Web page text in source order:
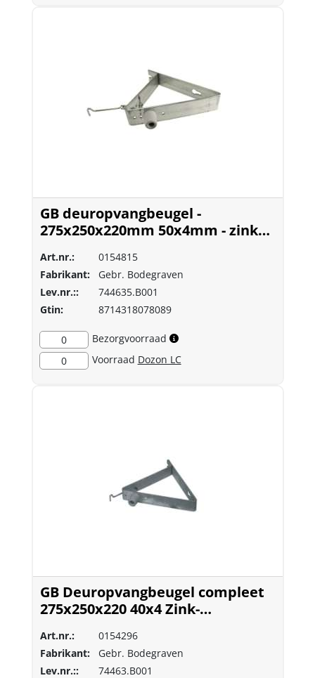
GB deuropvangbeugel -
275x250x220mm 50x4mm - zink
Art.nr.:
0154815
Fabrikant:
Gebr. Bodegraven
Lev.nr.::
744635.B001
Gtin:
8714318078089
0
Bezorgvoorraad
0
Voorraad Dozon LC
GB Deuropvangbeugel compleet
275x250x220 40x4 Zink-
Art.nr.:
0154296
Fabrikant:
Gebr. Bodegraven
Lev.nr.::
74463.B001